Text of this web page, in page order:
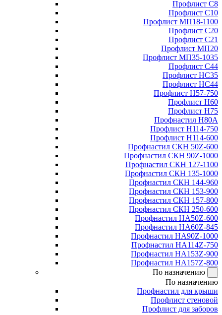
Профлист С8
Профлист С10
Профлист МП18-1100
Профлист С20
Профлист С21
Профлист МП20
Профлист МП35-1035
Профлист С44
Профлист НС35
Профлист НС44
Профлист Н57-750
Профлист Н60
Профлист Н75
Профнастил Н80А
Профлист Н114-750
Профлист Н114-600
Профнастил СКН 50Z-600
Профнастил СКН 90Z-1000
Профнастил СКН 127-1100
Профнастил СКН 135-1000
Профнастил СКН 144-960
Профнастил СКН 153-900
Профнастил СКН 157-800
Профнастил СКН 250-600
Профнастил НА50Z-600
Профнастил НА60Z-845
Профнастил НА90Z-1000
Профнастил НА114Z-750
Профнастил НА153Z-900
Профнастил НА157Z-800
По назначению
По назначению
Профнастил для крыши
Профлист стеновой
Профлист для заборов